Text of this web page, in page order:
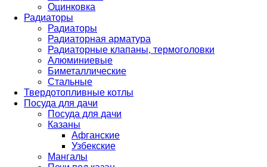
Оцинковка
Радиаторы
Радиаторы
Радиаторная арматура
Радиаторные клапаны, термоголовки
Алюминиевые
Биметаллические
Стальные
Твердотопливные котлы
Посуда для дачи
Посуда для дачи
Казаны
Афганские
Узбекские
Мангалы